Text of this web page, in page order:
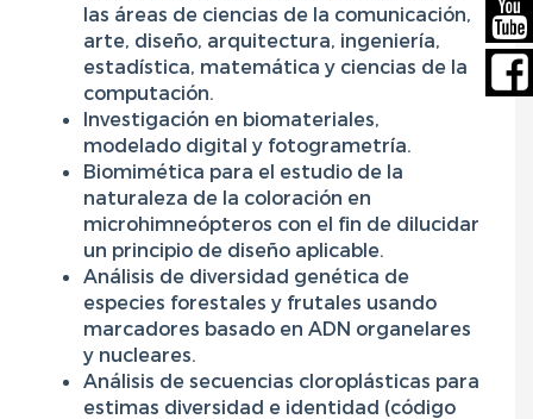
las áreas de ciencias de la comunicación,
arte, diseño, arquitectura, ingeniería,
estadística, matemática y ciencias de la
computación.
Investigación en biomateriales,
modelado digital y fotogrametría.
Biomimética para el estudio de la
naturaleza de la coloración en
microhimneópteros con el fin de dilucidar
un principio de diseño aplicable.
Análisis de diversidad genética de
especies forestales y frutales usando
marcadores basado en ADN organelares
y nucleares.
Análisis de secuencias cloroplásticas para
estimas diversidad e identidad (código